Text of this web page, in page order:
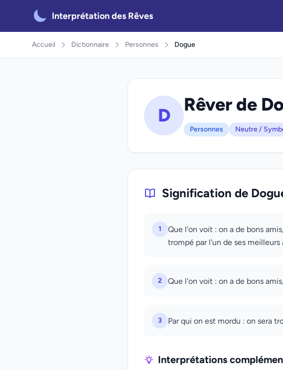
Interprétation des Rêves
Accueil Dictionnaire Personnes Dogue
D
Rêver de
Personnes Neutre /
Signification de
1
Que l'on voit : on a de bons
trompé par l'un de ses meilleurs
2 Que l'on voit : on a de bons
3 Par qui on est mordu : on sera
Interprétations